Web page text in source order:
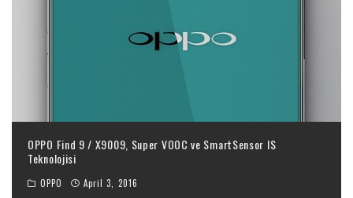
OPPO Find 9 / X9009, Super VOOC ve SmartSensor IS
Teknolojisi
OPPO April 3, 2016